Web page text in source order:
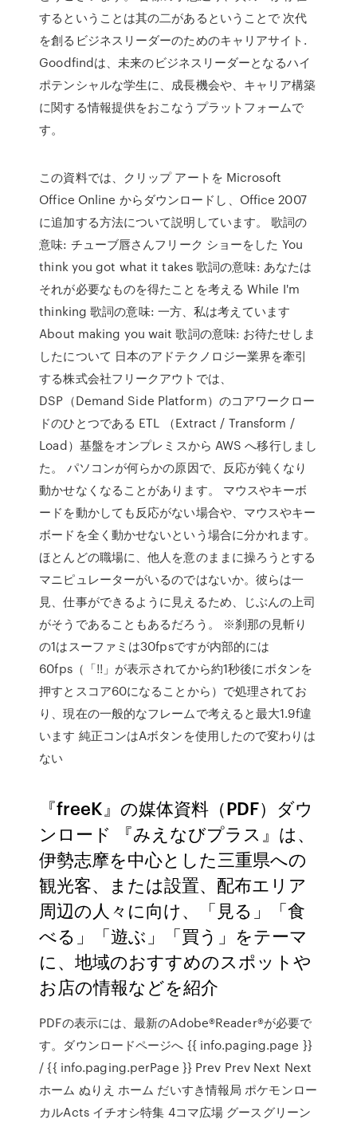
するということは其の二があるということで 次代
を創るビジネスリーダーのためのキャリアサイト.
Goodfindは、未来のビジネスリーダーとなるハイ
ポテンシャルな学生に、成長機会や、キャリア構築
に関する情報提供をおこなうプラットフォームで
す。
この資料では、クリップ アートを Microsoft
Office Online からダウンロードし、Office 2007
に追加する方法について説明しています。 歌詞の
意味: チューブ唇さんフリーク ショーをした You
think you got what it takes 歌詞の意味: あなたは
それが必要なものを得たことを考える While I'm
thinking 歌詞の意味: 一方、私は考えています
About making you wait 歌詞の意味: お待たせしま
したについて 日本のアドテクノロジー業界を牽引
する株式会社フリークアウトでは、
DSP（Demand Side Platform）のコアワークロー
ドのひとつである ETL （Extract / Transform /
Load）基盤をオンプレミスから AWS へ移行しまし
た。 パソコンが何らかの原因で、反応が鈍くなり
動かせなくなることがあります。 マウスやキーボ
ードを動かしても反応がない場合や、マウスやキー
ボードを全く動かせないという場合に分かれます。
ほとんどの職場に、他人を意のままに操ろうとする
マニピュレーターがいるのではないか。彼らは一
見、仕事ができるように見えるため、じぶんの上司
がそうであることもあるだろう。 ※刹那の見斬り
の1はスーファミは30fpsですが内部的には
60fps（「!!」が表示されてから約1秒後にボタンを
押すとスコア60になることから）で処理されてお
り、現在の一般的なフレームで考えると最大1.9f違
います 純正コンはAボタンを使用したので変わりは
ない
『freeK』の媒体資料（PDF）ダウ
ンロード 『みえなびプラス』は、
伊勢志摩を中心とした三重県への
観光客、または設置、配布エリア
周辺の人々に向け、「見る」「食
べる」「遊ぶ」「買う」をテーマ
に、地域のおすすめのスポットや
お店の情報などを紹介
PDFの表示には、最新のAdobe®Reader®が必要で
す。ダウンロードページへ {{ info.paging.page }}
/ {{ info.paging.perPage }} Prev Prev Next Next
ホーム ぬりえ ホーム だいすき情報局 ポケモンロー
カルActs イチオシ特集 4コマ広場 グースグリーン